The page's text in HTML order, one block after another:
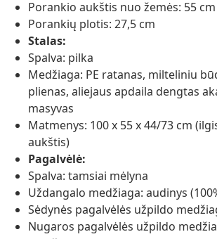
Porankio aukštis nuo žemės: 55 cm
Porankių plotis: 27,5 cm
Stalas:
Spalva: pilka
Medžiaga: PE ratanas, milteliniu
plienas, aliejaus apdaila dengtas
masyvas
Matmenys: 100 x 55 x 44/73 cm
aukštis)
Pagalvėlė:
Spalva: tamsiai mėlyna
Uždangalo medžiaga: audinys
Sėdynės pagalvėlės užpildo
Nugaros pagalvėlės užpildo